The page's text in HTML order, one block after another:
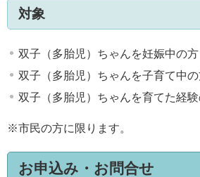
対象
双子（多胎児）ちゃんを妊娠中の方
双子（多胎児）ちゃんを子育て中
双子（多胎児）ちゃんを育てた経
※市民の方に限ります。
お申込み・お問合せ